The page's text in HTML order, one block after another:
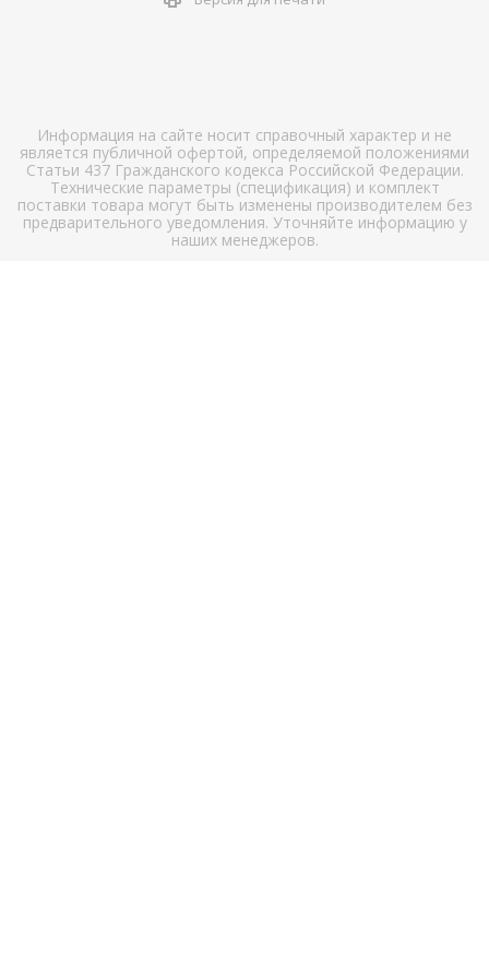
Информация на сайте носит справочный характер и не
является публичной офертой, определяемой положениями
Статьи 437 Гражданского кодекса Российской Федерации.
Технические параметры (спецификация) и комплект
поставки товара могут быть изменены производителем без
предварительного уведомления. Уточняйте информацию у
наших менеджеров.